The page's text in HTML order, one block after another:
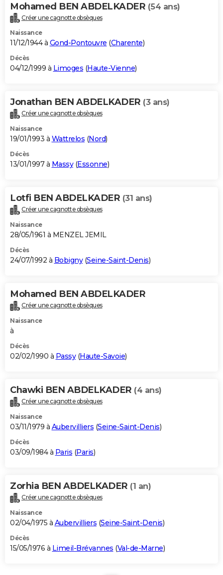
Mohamed BEN ABDELKADER (54 ans)
Créer une cagnotte obsèques
Naissance
11/12/1944 à Gond-Pontouvre (Charente)
Décès
04/12/1999 à Limoges (Haute-Vienne)
Jonathan BEN ABDELKADER (3 ans)
Créer une cagnotte obsèques
Naissance
19/01/1993 à Wattrelos (Nord)
Décès
13/01/1997 à Massy(Essonne)
Lotfi BEN ABDELKADER (31 ans)
Créer une cagnotte obsèques
Naissance
28/05/1961 à MENZEL JEMIL
Décès
24/07/1992 à Bobigny(Seine-Saint-Denis)
Mohamed BEN ABDELKADER
Créer une cagnotte obsèques
Naissance
à
Décès
02/02/1990 à Passy(Haute-Savoie)
Chawki BEN ABDELKADER (4 ans)
Créer une cagnotte obsèques
Naissance
03/11/1979 à Aubervilliers (Seine-Saint-Denis)
Décès
03/09/1984 à Paris (Paris)
Zorhia BEN ABDELKADER (1 an)
Créer une cagnotte obsèques
Naissance
02/04/1975 à Aubervilliers (Seine-Saint-Denis)
Décès
15/05/1976 à Limeil-Brévannes (Val-de-Marne)